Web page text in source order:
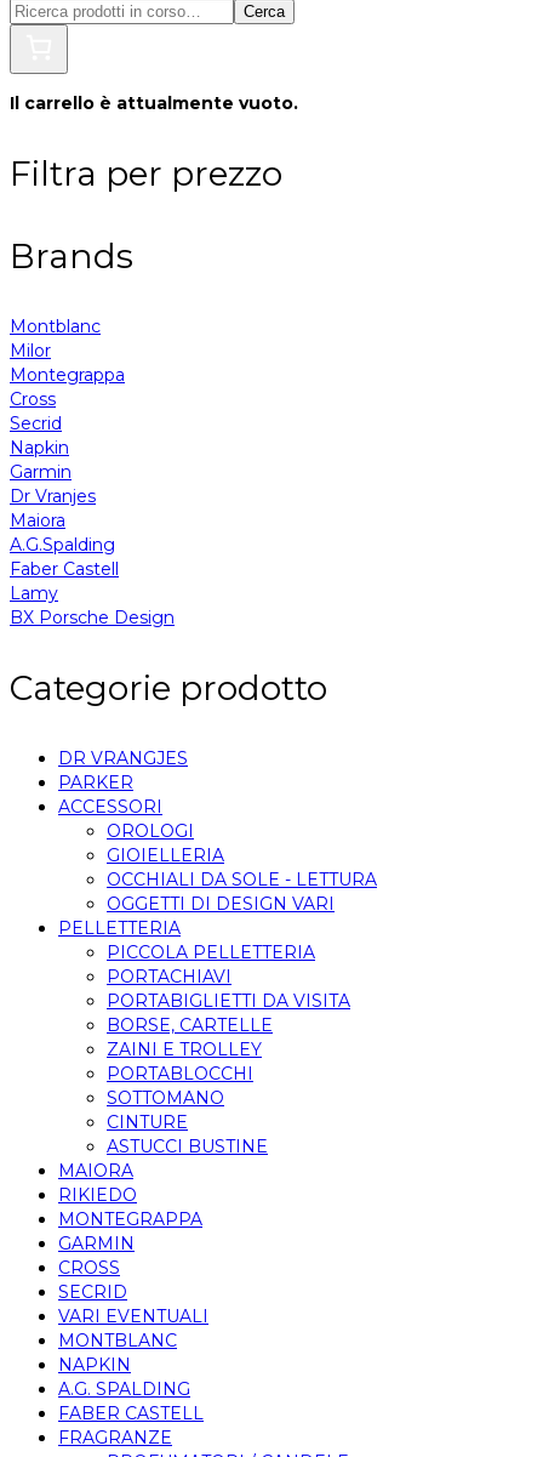
Cerca
Il carrello è attualmente vuoto.
Filtra per prezzo
Brands
Montblanc
Milor
Montegrappa
Cross
Secrid
Napkin
Garmin
Dr Vranjes
Maiora
A.G.Spalding
Faber Castell
Lamy
BX Porsche Design
Categorie prodotto
DR VRANGJES
PARKER
ACCESSORI
OROLOGI
GIOIELLERIA
OCCHIALI DA SOLE - LETTURA
OGGETTI DI DESIGN VARI
PELLETTERIA
PICCOLA PELLETTERIA
PORTACHIAVI
PORTABIGLIETTI DA VISITA
BORSE, CARTELLE
ZAINI E TROLLEY
PORTABLOCCHI
SOTTOMANO
CINTURE
ASTUCCI BUSTINE
MAIORA
RIKIEDO
MONTEGRAPPA
GARMIN
CROSS
SECRID
VARI EVENTUALI
MONTBLANC
NAPKIN
A.G. SPALDING
FABER CASTELL
FRAGRANZE